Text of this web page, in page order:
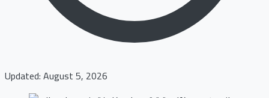
Updated: August 5, 2026